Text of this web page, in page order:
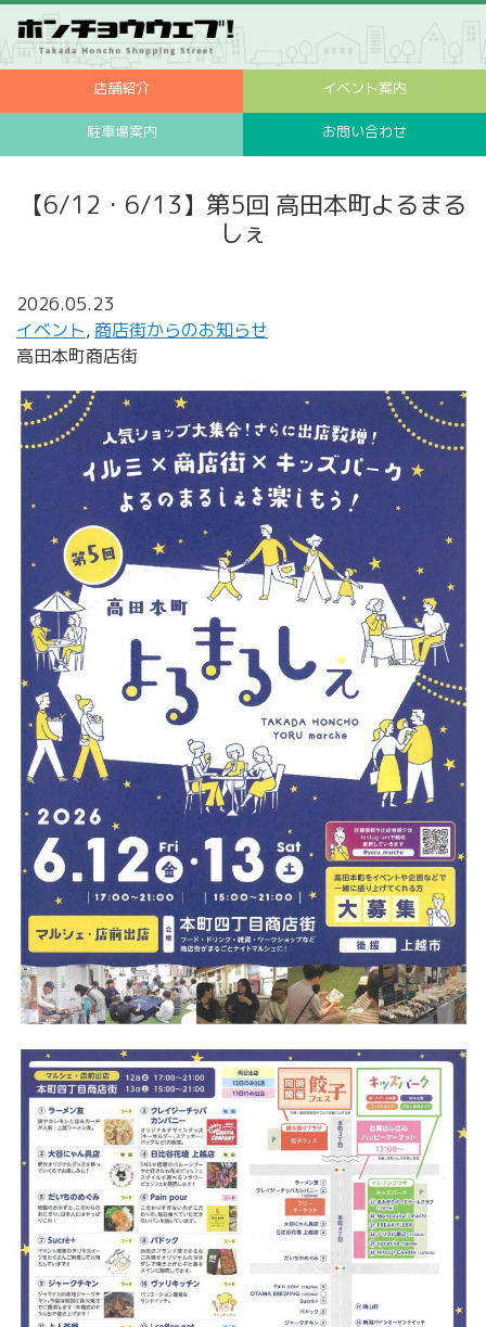
店舗紹介 イベント案内
駐車場案内 お問い合わせ
【6/12・6/13】第5回 高田本町よるまる
しぇ
2026.05.23
イベント, 商店街からのお知らせ
高田本町商店街